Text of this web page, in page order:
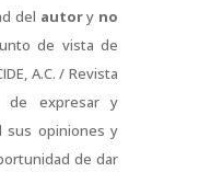
del autory no
de vista de
A.C. / Revista
de expresar y
sus opiniones y
de dar